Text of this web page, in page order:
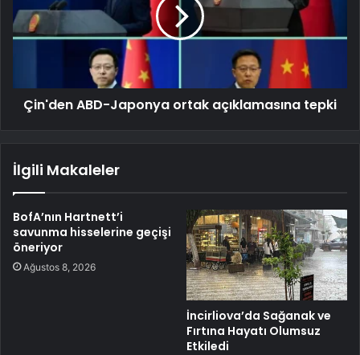
Çin'den ABD-Japonya ortak açıklamasına tepki
İlgili Makaleler
BofA’nın Hartnett’i
savunma hisselerine geçişi
öneriyor
Ağustos 8, 2026
İncirliova’da Sağanak ve
Fırtına Hayatı Olumsuz
Etkiledi